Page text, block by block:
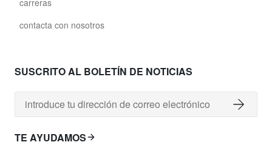
contacta con nosotros
SUSCRITO AL BOLETÍN DE NOTICIAS
TE AYUDAMOS